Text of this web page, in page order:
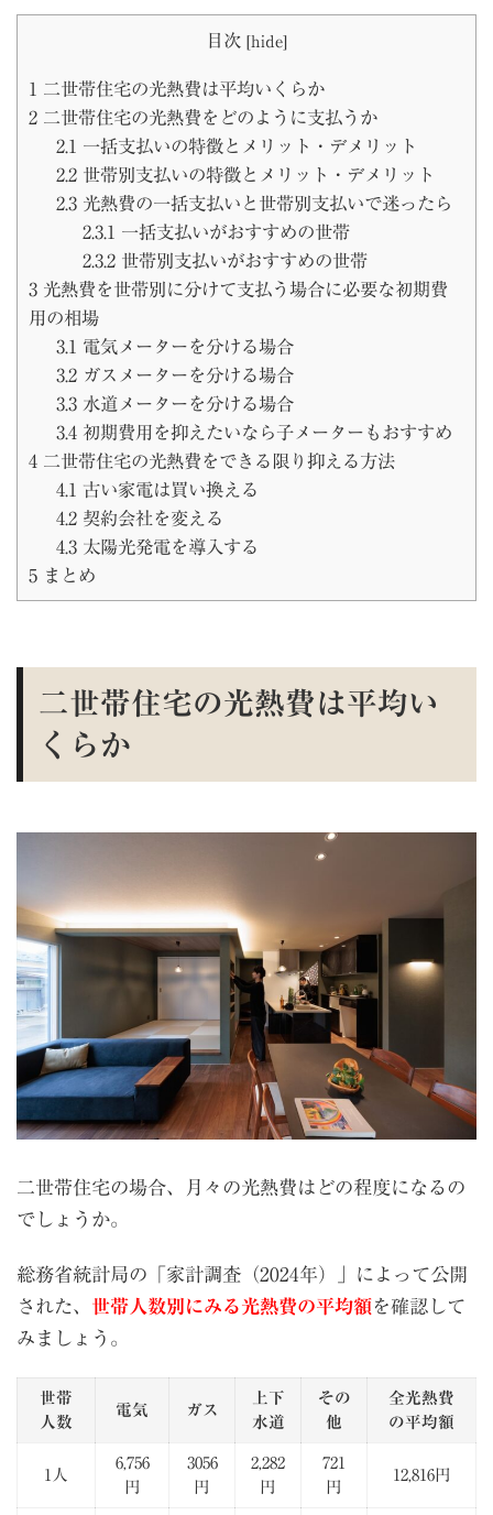
目次 [hide]
1
二世帯住宅の光熱費は平均いくらか
2 二世帯住宅の光熱費をどのように支払うか
2.1
一括支払いの特徴とメリット・デメリット
2.2世帯別支払いの特徴とメリット・デメリット
2.3光熱費の一括支払いと世帯別支払いで迷ったら
2.3.1
一括支払いがおすすめの世帯
2.3.2 世帯別支払いがおすすめの世帯
3 光熱費を世帯別に分けて支払う場合に必要な初期費
用の相場
3.1
電気メーターを分ける場合
3.2ガスメーターを分ける場合
3.3水道メーターを分ける場合
3.4初期費用を抑えたいなら子メーターもおすすめ
4 二世帯住宅の光熱費をできる限り抑える方法
4.1
古い家電は買い換える
4.2契約会社を変える
4.3太陽光発電を導入する
5 まとめ
二世帯住宅の光熱費は平均い
くらか
二世帯住宅の場合、月々の光熱費はどの程度になるの
でしょうか。
総務省統計局の「家計調査（2024年）」によって公開
された、 世帯人数別にみる光熱費の平均額を確認して
みましょう。
世帯
人数
電気 ガス
上下
水道
その
他
全光熱費
の平均額
1人
6,756
円
3056
円
2,282
円
721
円
12,816円